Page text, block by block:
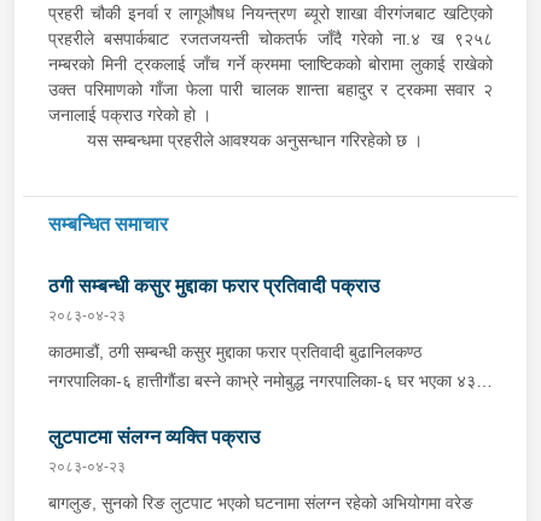
प्रहरी चौकी इनर्वा र लागूऔषध नियन्त्रण ब्यूरो शाखा वीरगंजबाट खटिएको
प्रहरीले बसपार्कबाट रजतजयन्ती चोकतर्फ जाँदै गरेको ना.४ ख ९२५८
नम्बरको मिनी ट्रकलाई जाँच गर्ने क्रममा प्लाष्टिकको बोरामा लुकाई राखेको
उक्त परिमाणको गाँजा फेला पारी चालक शान्ता बहादुर र ट्रकमा सवार २
जनालाई पक्राउ गरेको हो ।
यस सम्बन्धमा प्रहरीले आवश्यक अनुसन्धान गरिरहेको छ ।
सम्बन्धित समाचार
ठगी सम्बन्धी कसुर मुद्दाका फरार प्रतिवादी पक्राउ
२०८३-०४-२३
काठमाडौं, ठगी सम्बन्धी कसुर मुद्दाका फरार प्रतिवादी बुढानिलकण्ठ
नगरपालिका-६ हात्तीगौंडा बस्ने काभ्रे नमोबुद्ध नगरपालिका-६ घर भएका ४३
फरार रहेका उनलाई काठमाडौं उपत्यका अपराध अनुसन्धान कार्यालय टेकुबाट
खटिएको प्रहरीले काठमाडौं महानगरपालिका-४ धुम्बाराहीबाट पक्राउ गरेको हो
। उनलाई फैसला कार्यान्वयनको लागि जिल्ला अदालत काठमाडौंमा पेश गरिएको
लुटपाटमा संलग्न व्यक्ति पक्राउ
२०८३-०४-२३
बागलुङ, सुनको रिङ लुटपाट भएको घटनामा संलग्न रहेको अभियोगमा वरेङ